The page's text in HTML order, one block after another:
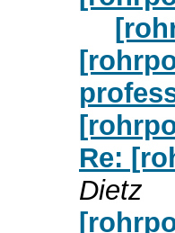
Re:
Dietz